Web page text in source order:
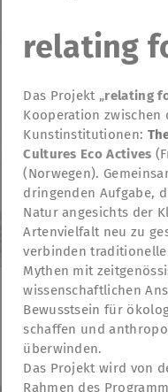
relating
Das Projekt „relating
Kooperation zwischen
Kunstinstitutionen:
Cultures Eco Actives
(Norwegen).
dringenden Aufgabe,
Natur angesichts der
Artenvielfalt neu zu
verbinden
Mythen mit
wissenschaftlichen
Bewusstsein für
schaffen und
überwinden.
Das Projekt wird von
Rahmen des
Newsletter
Impressum